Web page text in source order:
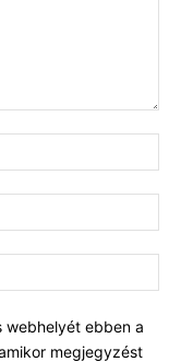
webhelyét ebben a
megjegyzést